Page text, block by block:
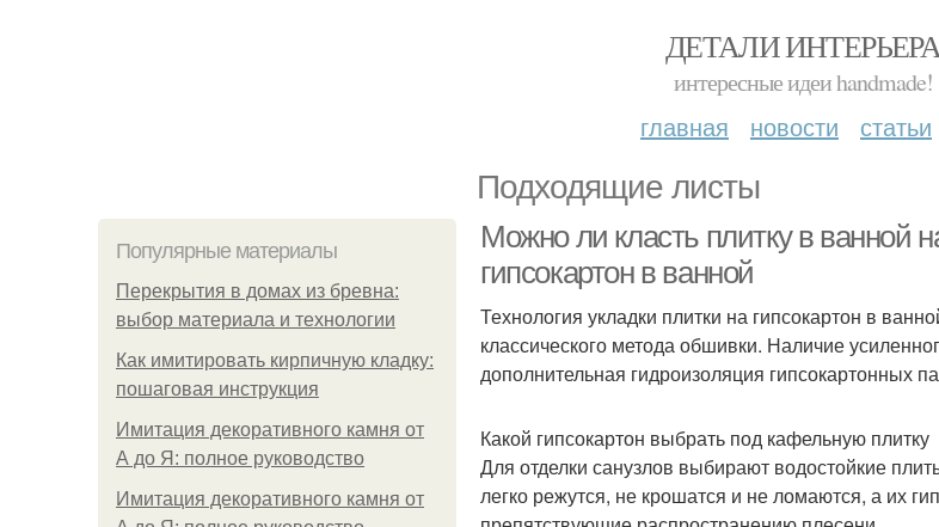
ДЕТАЛИ
интересные идеи handmade!
главная новости статьи
Подходящие листы
Популярные материалы
Перекрытия в домах из бревна:
выбор материала и технологии
Как имитировать кирпичную кладку:
пошаговая инструкция
Имитация декоративного камня от
А до Я: полное руководство
Имитация декоративного камня от
Можно ли класть плитку в ванной
гипсокартон в ванной
Технология укладки плитки на гипсокартон в
классического метода обшивки. Наличие
дополнительная гидроизоляция гипсокартонных
Какой гипсокартон выбрать под кафельную плитку
Для отделки санузлов выбирают водостойкие
легко режутся, не крошатся и не ломаются, а их